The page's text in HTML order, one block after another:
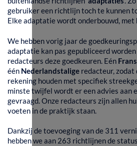
gebruiker een richtlijn toch te kunnen
Elke adaptatie wordt onderbouwd, met
We hebben vorig jaar de
adaptatie kan pas gepubliceerd
redacteurs deze goedkeuren. Eén
één Nederlandstalige redacteur, zodat
rekening houden met specifiek
minste twijfel wordt er een advies aan
gevraagd. Onze redacteurs zijn allen
voeten in de praktijk staan.
Dankzij de toevoeging van de 311
hebben we aan 263 richtlijnen de